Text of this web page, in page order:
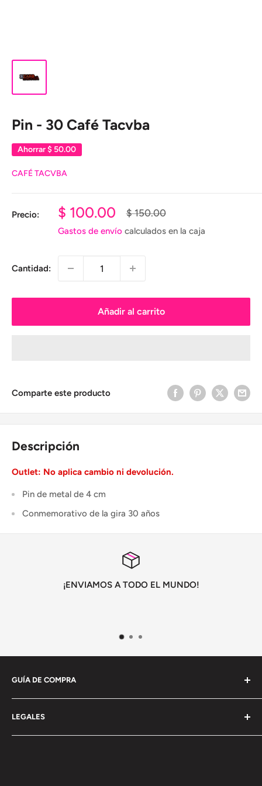
Pin - 30 Café Tacvba
Ahorrar$ 50.00
CAFÉ TACVBA
Precio:
Precio
de
$ 100.00
Precio
$ 150.00
Gastos de envío calculados en la caja
Cantidad:
Añadir al carrito
Comparte este producto
Descripción
Outlet: No aplica cambio ni devolución.
Pin de metal de 4 cm
Conmemorativo de la gira 30 años
¡ENVIAMOS A TODO EL MUNDO!
GUÍA DE COMPRA
Información General
Envío
Pagos y devoluciones
LEGALES
Terminos y condiciones